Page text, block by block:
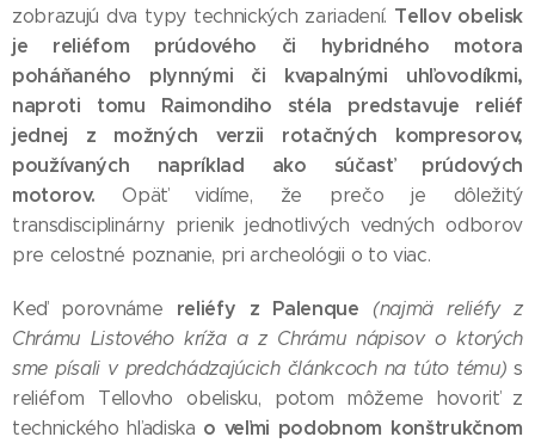
zobrazujú dva typy technických zariadení. Tellov obelisk
je reliéfom prúdového či hybridného motora
poháňaného plynnými či kvapalnými uhľovodíkmi,
naproti tomu Raimondiho stéla predstavuje reliéf
jednej z možných verzii rotačných kompresorov,
používaných napríklad ako súčasť prúdových
motorov.Opäť vidíme, že prečo je dôležitý
transdisciplinárny prienik jednotlivých vedných odborov
pre celostné poznanie, pri archeológii o to viac.
Keď porovnáme reliéfy z Palenque
(najmä reliéfy z
Chrámu Listového kríža a z Chrámu nápisov o ktorých
sme písali v predchádzajúcich článkcoch na túto tému) s
reliéfom Tellovho obelisku, potom môžeme hovoriť z
technického hľadiska o veľmi podobnom konštrukčnom